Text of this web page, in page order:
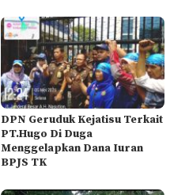
DPN Geruduk Kejatisu Terkait
PT.Hugo Di Duga
Menggelapkan Dana Iuran
BPJS TK